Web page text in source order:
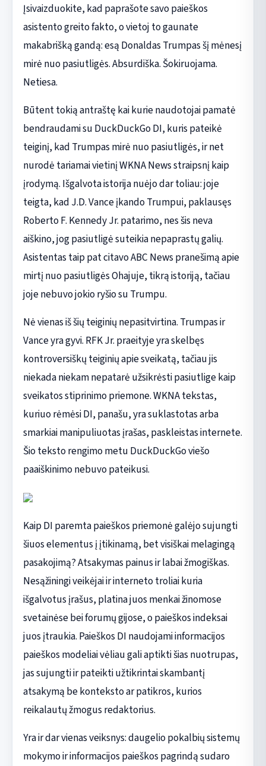
Įsivaizduokite, kad paprašote savo paieškos
asistento greito fakto, o vietoj to gaunate
makabrišką gandą: esą Donaldas Trumpas šį mėnesį
mirė nuo pasiutligės. Absurdiška. Šokiruojama.
Netiesa.
Būtent tokią antraštę kai kurie naudotojai pamatė
bendraudami su DuckDuckGo DI, kuris pateikė
teiginį, kad Trumpas mirė nuo pasiutligės, ir net
nurodė tariamai vietinį WKNA News straipsnį kaip
įrodymą. Išgalvota istorija nuėjo dar toliau: joje
teigta, kad J.D. Vance įkando Trumpui, paklausęs
Roberto F. Kennedy Jr. patarimo, nes šis neva
aiškino, jog pasiutligė suteikia nepaprastų galių.
Asistentas taip pat citavo ABC News pranešimą apie
mirtį nuo pasiutligės Ohajuje, tikrą istoriją, tačiau
joje nebuvo jokio ryšio su Trumpu.
Nė vienas iš šių teiginių nepasitvirtina. Trumpas ir
Vance yra gyvi. RFK Jr. praeityje yra skelbęs
kontroversiškų teiginių apie sveikatą, tačiau jis
niekada niekam nepatarė užsikrėsti pasiutlige kaip
sveikatos stiprinimo priemone. WKNA tekstas,
kuriuo rėmėsi DI, panašu, yra suklastotas arba
smarkiai manipuliuotas įrašas, paskleistas internete.
Šio teksto rengimo metu DuckDuckGo viešo
paaiškinimo nebuvo pateikusi.
Kaip DI paremta paieškos priemonė galėjo sujungti
šiuos elementus į įtikinamą, bet visiškai melagingą
pasakojimą? Atsakymas painus ir labai žmogiškas.
Nesąžiningi veikėjai ir interneto troliai kuria
išgalvotus įrašus, platina juos menkai žinomose
svetainėse bei forumų gijose, o paieškos indeksai
juos įtraukia. Paieškos DI naudojami informacijos
paieškos modeliai vėliau gali aptikti šias nuotrupas,
jas sujungti ir pateikti užtikrintai skambantį
atsakymą be konteksto ar patikros, kurios
reikalautų žmogus redaktorius.
Yra ir dar vienas veiksnys: daugelio pokalbių sistemų
mokymo ir informacijos paieškos pagrindą sudaro